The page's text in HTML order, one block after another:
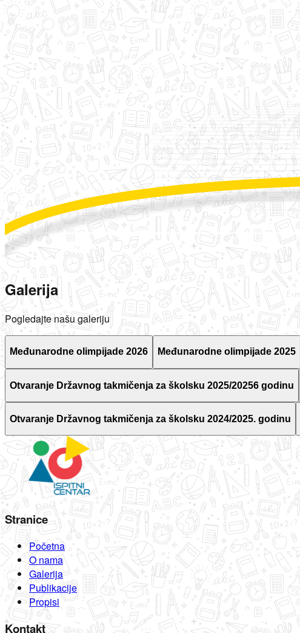
Galerija
Pogledajte našu galeriju
Međunarodne olimpijade 2026 Međunarodne olimpijade 2025
Otvaranje Državnog takmičenja za školsku 2025/20256 godinu
Otvaranje Državnog takmičenja za školsku 2024/2025. godinu
Stranice
Početna
O nama
Galerija
Publikacije
Propisi
Kontakt